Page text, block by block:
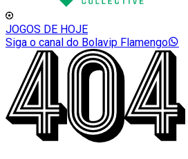
JOGOS DE HOJE
Siga o canal do Bolavip Flamengo